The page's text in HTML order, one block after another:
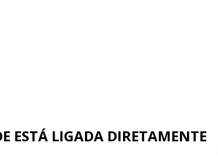
ESTÁ LIGADA DIRETAMENTE